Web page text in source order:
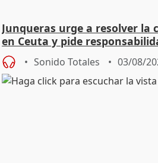
Junqueras urge a resolver la
en Ceuta y pide
Sonido Totales 03/08/